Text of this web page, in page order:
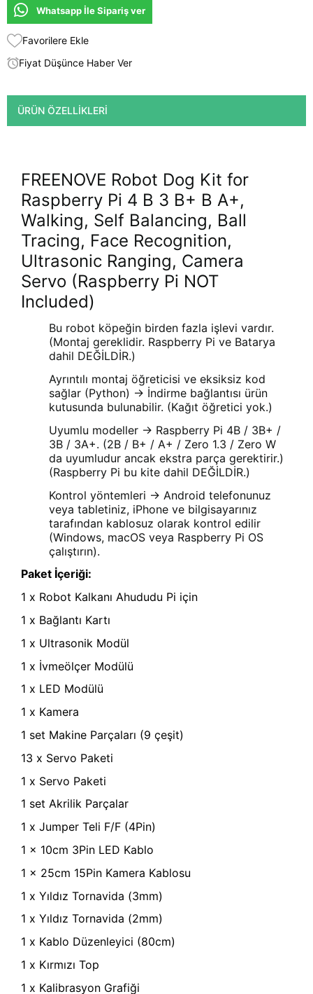
Whatsapp İle Sipariş ver
Favorilere Ekle
Fiyat Düşünce Haber Ver
ÜRÜN ÖZELLIKLERI
FREENOVE Robot Dog Kit for
Raspberry Pi 4 B 3 B+ B A+,
Walking, Self Balancing, Ball
Tracing, Face Recognition,
Ultrasonic Ranging, Camera
Servo (Raspberry Pi NOT
Included)
Bu robot köpeğin birden fazla işlevi vardır.
(Montaj gereklidir. Raspberry Pi ve Batarya
dahil DEĞİLDİR.)
Ayrıntılı montaj öğreticisi ve eksiksiz kod
sağlar (Python) -> İndirme bağlantısı ürün
kutusunda bulunabilir. (Kağıt öğretici yok.)
Uyumlu modeller -> Raspberry Pi 4B / 3B+ /
3B / 3A+. (2B / B+ / A+ / Zero 1.3 / Zero W
da uyumludur ancak ekstra parça gerektirir.)
(Raspberry Pi bu kite dahil DEĞİLDİR.)
Kontrol yöntemleri -> Android telefonunuz
veya tabletiniz, iPhone ve bilgisayarınız
tarafından kablosuz olarak kontrol edilir
(Windows, macOS veya Raspberry Pi OS
çalıştırın).
Paket İçeriği:
1 x Robot Kalkanı Ahududu Pi için
1 x Bağlantı Kartı
1 x Ultrasonik Modül
1 x İvmeölçer Modülü
1 x LED Modülü
1 x Kamera
1 set Makine Parçaları (9 çeşit)
13 x Servo Paketi
1 x Servo Paketi
1 set Akrilik Parçalar
1 x Jumper Teli F/F (4Pin)
1 x 10cm 3Pin LED Kablo
1 x 25cm 15Pin Kamera Kablosu
1 x Yıldız Tornavida (3mm)
1 x Yıldız Tornavida (2mm)
1 x Kablo Düzenleyici (80cm)
1 x Kırmızı Top
1 x Kalibrasyon Grafiği